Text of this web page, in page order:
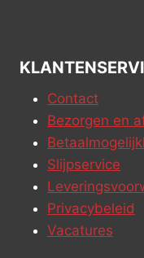
Contact
Bezorgen en
Slijpservice
Privacybeleid
Vacatures